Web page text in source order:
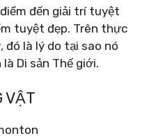
đến giải trí tuyệt
tuyệt đẹp. Trên thực
đó là lý do tại sao nó
là Di sản Thế giới.
VẬT